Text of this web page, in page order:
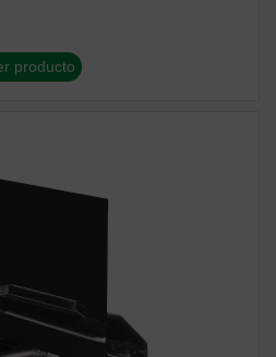
producto